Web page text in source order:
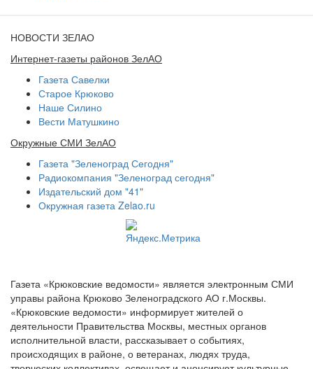
НОВОСТИ ЗЕЛАО
Интернет-газеты районов ЗелАО
Газета Савелки
Старое Крюково
Наше Силино
Вести Матушкино
Окружные СМИ ЗелАО
Газета "Зеленоград Сегодня"
Радиокомпания "Зеленоград сегодня"
Издательский дом "41"
Окружная газета Zelao.ru
Газета «Крюковские ведомости» является электронным СМИ
управы района Крюково Зеленоградского АО г.Москвы.
«Крюковские ведомости» информирует жителей о
деятельности Правительства Москвы, местных органов
исполнительной власти, рассказывает о событиях,
происходящих в районе, о ветеранах, людях труда,